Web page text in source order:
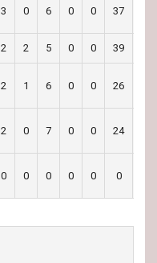
3 0 6 0 0 37
2 2 5 0 0 39
2 1 6 0 0 26
2 0 7 0 0 24
0 0 0 0 0 0